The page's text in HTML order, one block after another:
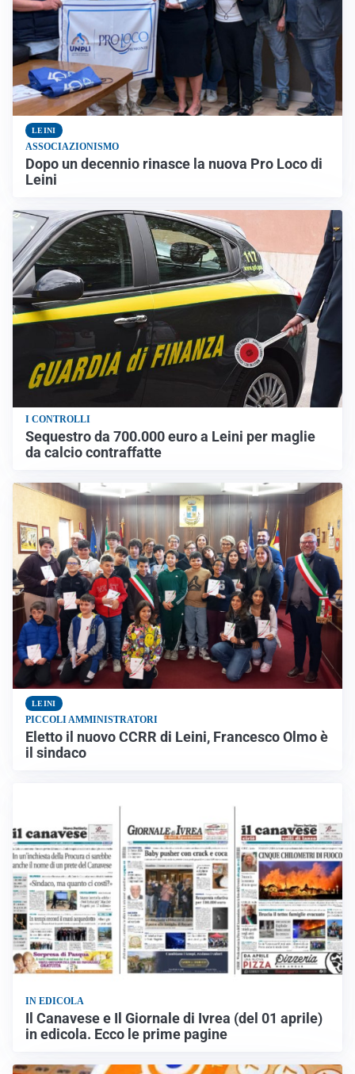
LEINI
ASSOCIAZIONISMO
Dopo un decennio rinasce la nuova Pro Loco di
Leini
I CONTROLLI
Sequestro da 700.000 euro a Leini per maglie
da calcio contraffatte
LEINI
PICCOLI AMMINISTRATORI
Eletto il nuovo CCRR di Leini, Francesco Olmo è
il sindaco
IN EDICOLA
Il Canavese e Il Giornale di Ivrea (del 01 aprile)
in edicola. Ecco le prime pagine